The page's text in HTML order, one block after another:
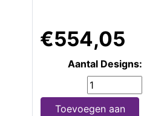
€554,05
Aantal Designs:
Toevoegen aan